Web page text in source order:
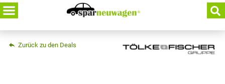
Skip
to
content
Zurück zu den Deals